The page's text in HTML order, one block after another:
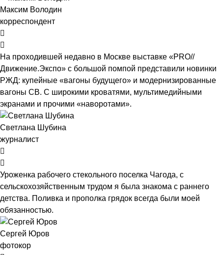
Максим Володин
корреспондент
На проходившей недавно в Мос­кве выставке «PRO//
Движение.Экспо» с большой помпой представили новинки
РЖД: купейные «вагоны будущего» и модернизированные
вагоны СВ. С широкими кроватями, мультимедийными
экранами и прочими «наворотами».
Светлана Шубина
журналист
Уроженка рабочего стекольного поселка Чагода, с
сельскохозяйственным трудом я была знакома с раннего
детства. Поливка и прополка грядок всегда были моей
обязанностью.
Сергей Юров
фотокор